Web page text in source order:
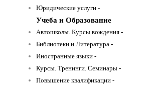
Юридические услуги -
Учеба и Образование
Автошколы. Курсы вождения -
Библиотеки и Литература -
Иностранные языки -
Курсы. Тренинги. Семинары -
Повышение квалификации -